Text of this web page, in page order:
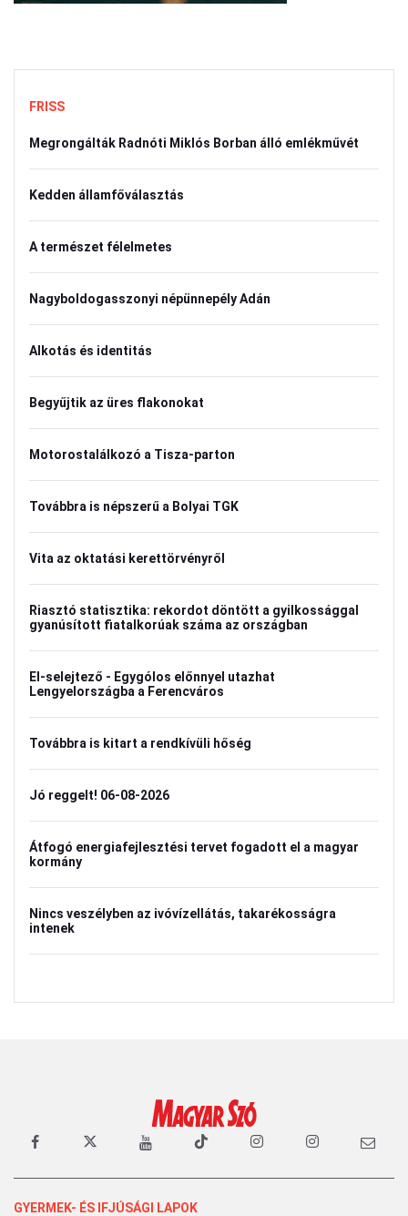
FRISS
Megrongálták Radnóti Miklós Borban álló emlékművét
Kedden államfőválasztás
A természet félelmetes
Nagyboldogasszonyi népünnepély Adán
Alkotás és identitás
Begyűjtik az üres flakonokat
Motorostalálkozó a Tisza-parton
Továbbra is népszerű a Bolyai TGK
Vita az oktatási kerettörvényről
Riasztó statisztika: rekordot döntött a gyilkossággal
gyanúsított fiatalkorúak száma az országban
El-selejtező - Egygólos előnnyel utazhat
Lengyelországba a Ferencváros
Továbbra is kitart a rendkívüli hőség
Jó reggelt! 06-08-2026
Átfogó energiafejlesztési tervet fogadott el a magyar
kormány
Nincs veszélyben az ivóvízellátás, takarékosságra
intenek
GYERMEK- ÉS IFJÚSÁGI LAPOK